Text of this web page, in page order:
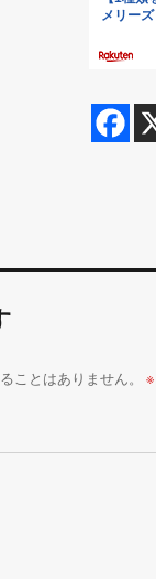
ことはありません。 ※